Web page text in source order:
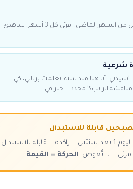
شهريًا: اكتبي 3 أشياء فعلتِها أفضل من الشهر الماضي. اقرئي كل 3 أشهر. شاهدي
شرعية
'سيدتي، أنا هنا منذ سنة. تعلمت برياني، كي
الراتب؟' محدد = احترافي.
قابلة للاستبدال
العاملة التي هي نفسها في اليوم 1 بعد سنتين = راكدة = قابلة للاستبدال.
مرئي = لا تُعوض. الحركة = القيمة.